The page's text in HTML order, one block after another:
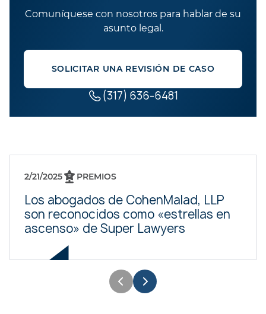
Comuníquese con nosotros para hablar de su
asunto legal.
SOLICITAR UNA REVISIÓN DE CASO
(317) 636-6481
2/21/2025 PREMIOS
Los abogados de CohenMalad, LLP
son reconocidos como «estrellas en
ascenso» de Super Lawyers